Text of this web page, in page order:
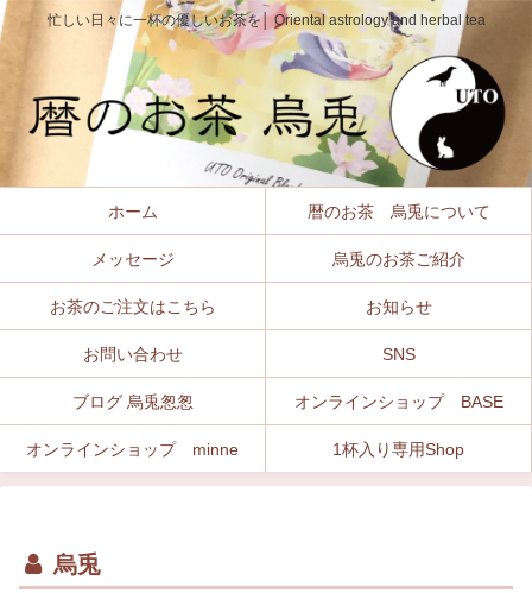
忙しい日々に一杯の優しいお茶を│ Oriental astrology and herbal tea
ホーム 暦のお茶 烏兎について
メッセージ 烏兎のお茶ご紹介
お茶のご注文はこちら お知らせ
お問い合わせ SNS
ブログ 烏兎怱怱 オンラインショップ BASE
オンラインショップ minne 1杯入り専用Shop
烏兎